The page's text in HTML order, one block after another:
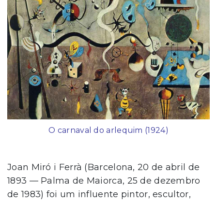
O carnaval do arlequim (1924)
Joan Miró i Ferrà (Barcelona, 20 de abril de
1893 — Palma de Maiorca, 25 de dezembro
de 1983) foi um influente pintor, escultor,